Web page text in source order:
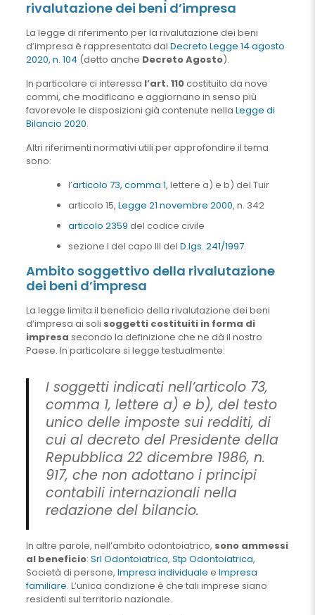
rivalutazione dei beni d’impresa
La legge di riferimento per la rivalutazione dei beni
d’impresa è rappresentata dal Decreto Legge 14 agosto
2020, n. 104 (detto anche Decreto Agosto).
In particolare ci interessa l’art. 110costituito da nove
commi, che modificano e aggiornano in senso più
favorevole le disposizioni già contenute nella Legge di
Bilancio 2020.
Altri riferimenti normativi utili per approfondire il tema
sono:
l’articolo 73, comma 1, lettere a) e b) del Tuir
articolo 15, Legge 21 novembre 2000, n. 342
articolo 2359 del codice civile
sezione I del capo III del D.lgs. 241/1997.
Ambito soggettivo della rivalutazione
dei beni d’impresa
La legge limita il beneficio della rivalutazione dei beni
d’impresa ai soli soggetti costituiti in forma di
impresa secondo la definizione che ne dà il nostro
Paese. In particolare si legge testualmente:
I soggetti indicati nell’articolo 73,
comma 1, lettere a) e b), del testo
unico delle imposte sui redditi, di
cui al decreto del Presidente della
Repubblica 22 dicembre 1986, n.
917, che non adottano i principi
contabili internazionali nella
redazione del bilancio.
In altre parole, nell’ambito odontoiatrico, sono ammessi
al beneficio: Srl Odontoiatrica, Stp Odontoiatrica,
Società di persone, Impresa individuale e Impresa
familiare. L’unica condizione è che tali imprese siano
residenti sul territorio nazionale.